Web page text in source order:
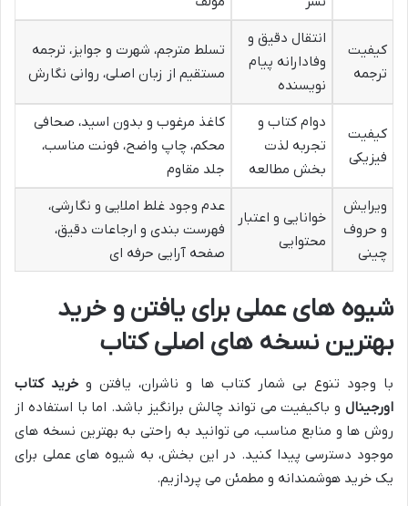
کیفیت
ترجمه
انتقال دقیق و
وفادارانه پیام
نویسنده
تسلط مترجم، شهرت و جوایز، ترجمه
مستقیم از زبان اصلی، روانی نگارش
کیفیت
فیزیکی
دوام کتاب و
تجربه لذت
بخش مطالعه
کاغذ مرغوب و بدون اسید، صحافی
محکم، چاپ واضح، فونت مناسب،
جلد مقاوم
ویرایش
و حروف
چینی
خوانایی و اعتبار
محتوایی
عدم وجود غلط املایی و نگارشی،
فهرست بندی و ارجاعات دقیق،
صفحه آرایی حرفه ای
شیوه های عملی برای یافتن و خرید
بهترین نسخه های اصلی کتاب
با وجود تنوع بی شمار کتاب ها و ناشران، یافتن و خرید کتاب
اورجینال و باکیفیت می تواند چالش برانگیز باشد. اما با استفاده از
روش ها و منابع مناسب، می توانید به راحتی به بهترین نسخه های
موجود دسترسی پیدا کنید. در این بخش، به شیوه های عملی برای
یک خرید هوشمندانه و مطمئن می پردازیم.